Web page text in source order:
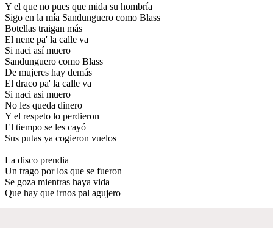
Y el que no pues que mida su hombría
Sigo en la mía Sandunguero como Blass
Botellas traigan más
El nene pa' la calle va
Si naci así muero
Sandunguero como Blass
De mujeres hay demás
El draco pa' la calle va
Si naci asi muero
No les queda dinero
Y el respeto lo perdieron
El tiempo se les cayó
Sus putas ya cogieron vuelos
La disco prendia
Un trago por los que se fueron
Se goza mientras haya vida
Que hay que irnos pal agujero